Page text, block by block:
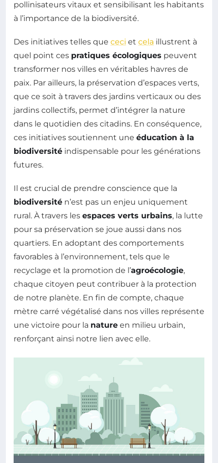
pollinisateurs vitaux et sensibilisant les habitants
à l’importance de la biodiversité.
Des initiatives telles que ceci et cela illustrent à
quel point ces pratiques écologiques peuvent
transformer nos villes en véritables havres de
paix. Par ailleurs, la préservation d’espaces verts,
que ce soit à travers des jardins verticaux ou des
jardins collectifs, permet d’intégrer la nature
dans le quotidien des citadins. En conséquence,
ces initiatives soutiennent une éducation à la
biodiversité indispensable pour les générations
futures.
Il est crucial de prendre conscience que la
biodiversité n’est pas un enjeu uniquement
rural. À travers les espaces verts urbains, la lutte
pour sa préservation se joue aussi dans nos
quartiers. En adoptant des comportements
favorables à l’environnement, tels que le
recyclage et la promotion de l’agroécologie,
chaque citoyen peut contribuer à la protection
de notre planète. En fin de compte, chaque
mètre carré végétalisé dans nos villes représente
une victoire pour la nature en milieu urbain,
renforçant ainsi notre lien avec elle.